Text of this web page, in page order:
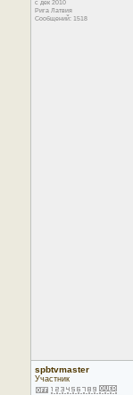
с дек 2010
Рига Латвия
Сообщений: 1518
spbtvmaster
Участник